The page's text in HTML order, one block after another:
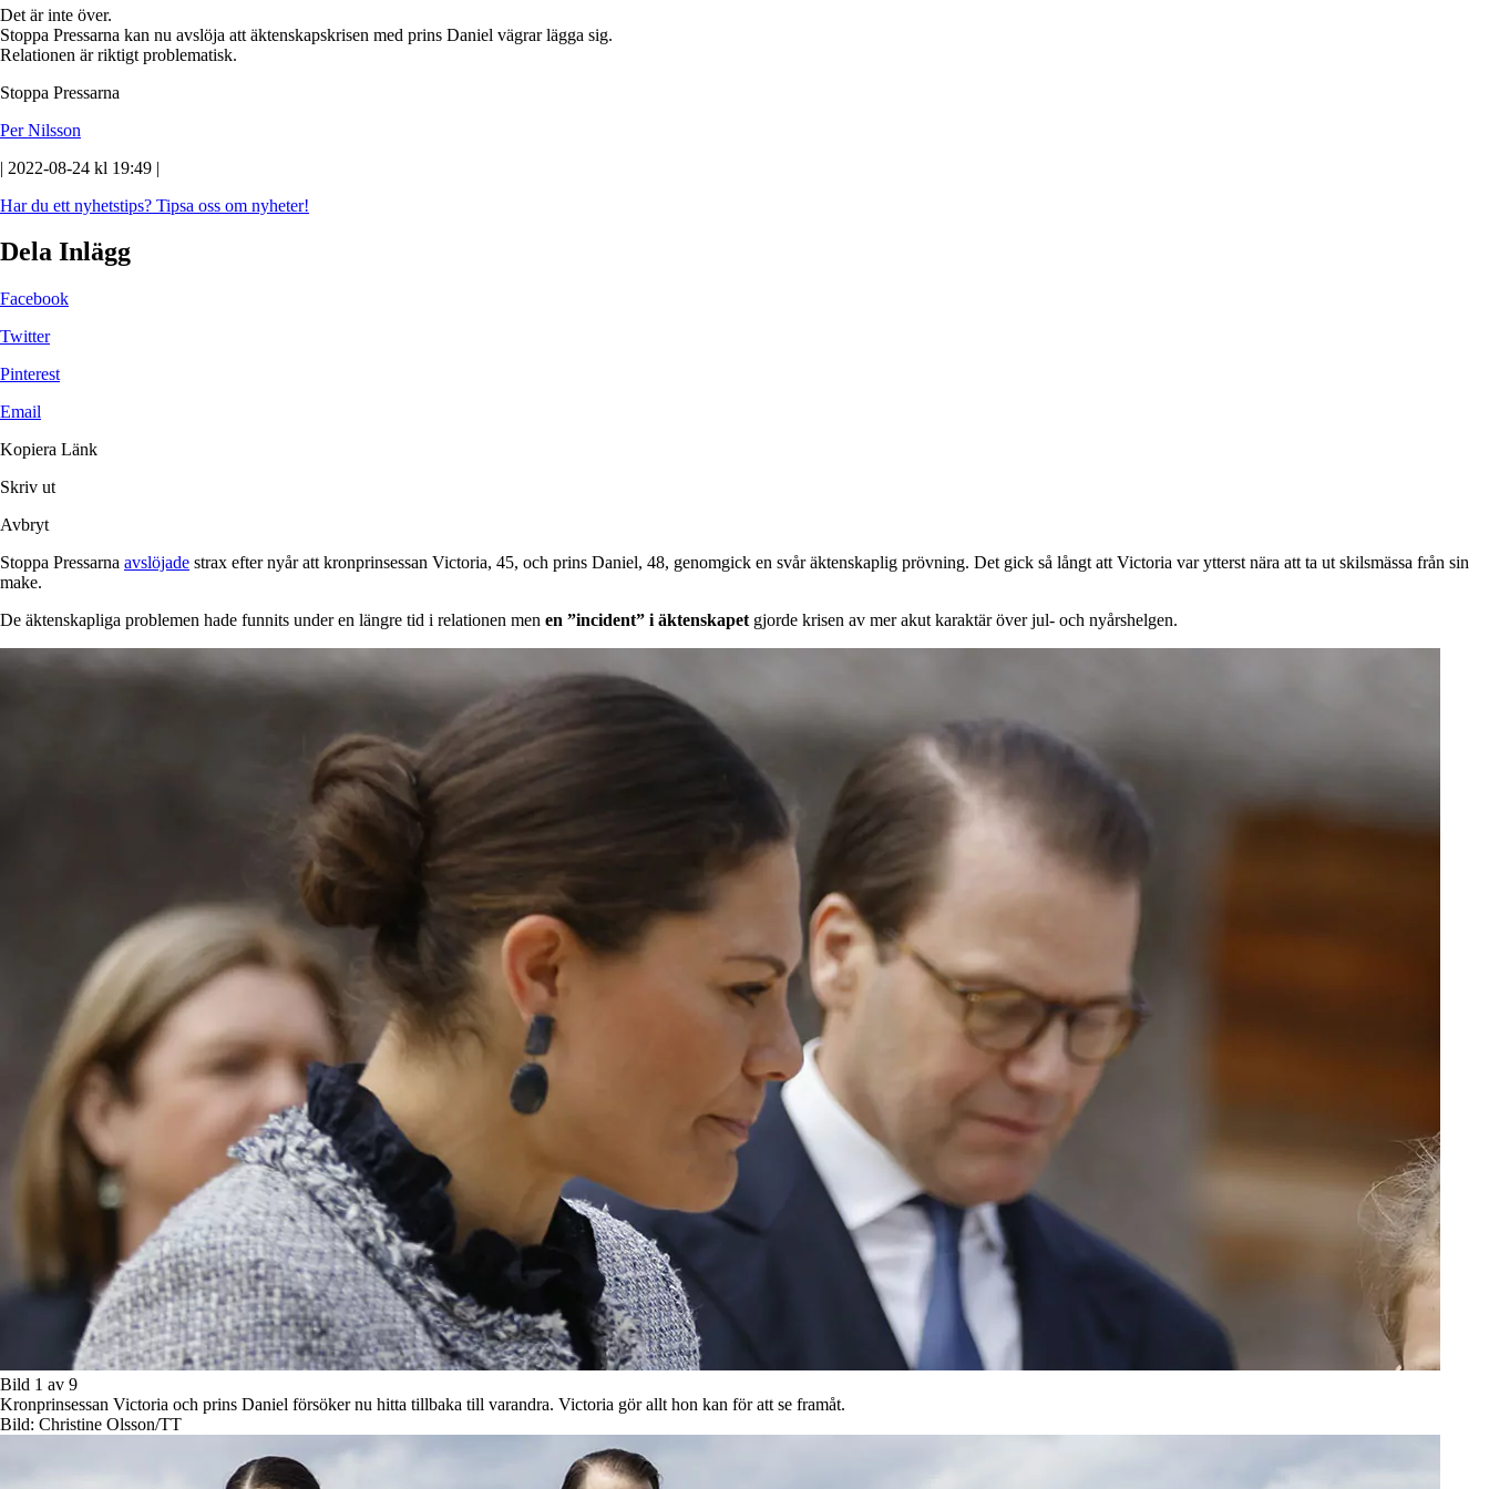
Det är inte över.
Stoppa Pressarna kan nu avslöja att äktenskapskrisen med prins Daniel vägrar lägga sig.
Relationen är riktigt problematisk.
Stoppa Pressarna
Per Nilsson
| 2022-08-24 kl 19:49 |
Har du ett nyhetstips? Tipsa oss om nyheter!
Dela Inlägg
Facebook
Twitter
Pinterest
Email
Kopiera Länk
Skriv ut
Avbryt
Stoppa Pressarna avslöjade strax efter nyår att kronprinsessan Victoria, 45, och prins Daniel, 48, genomgick en svår äktenskaplig prövning. Det gick så långt att Victoria var ytterst nära att ta ut skilsmässa från sin
make.
De äktenskapliga problemen hade funnits under en längre tid i relationen men en ”incident” i äktenskapet gjorde krisen av mer akut karaktär över jul- och nyårshelgen.
Bild 1 av 9
Kronprinsessan Victoria och prins Daniel försöker nu hitta tillbaka till varandra. Victoria gör allt hon kan för att se framåt.
Bild: Christine Olsson/TT